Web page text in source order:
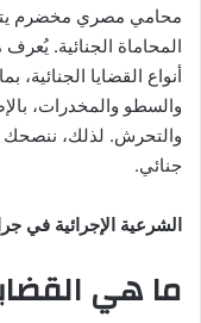
المحاماة الجنائية.
أنواع القضايا
والسطو والمخدرات،
والتحرش. لذلك، ننصحك
جنائي.
الشرعية الإجرائية في
ما هي